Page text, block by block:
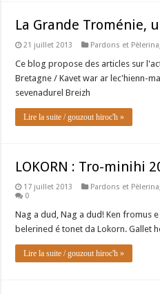
La Grande Troménie,
21 juillet 2013 Pardons et
Ce blog propose des articles sur
Bretagne / Kavet war ar lec'hienn-
sevenadurel Breizh
Lire la suite / gouzout hiroc'h »
LOKORN : Tro-minihi
17 juillet 2013 Pardons et
0
Nag a dud, Nag a dud! Ken fromus
belerined é tonet da Lokorn. Gallet
Lire la suite / gouzout hiroc'h »